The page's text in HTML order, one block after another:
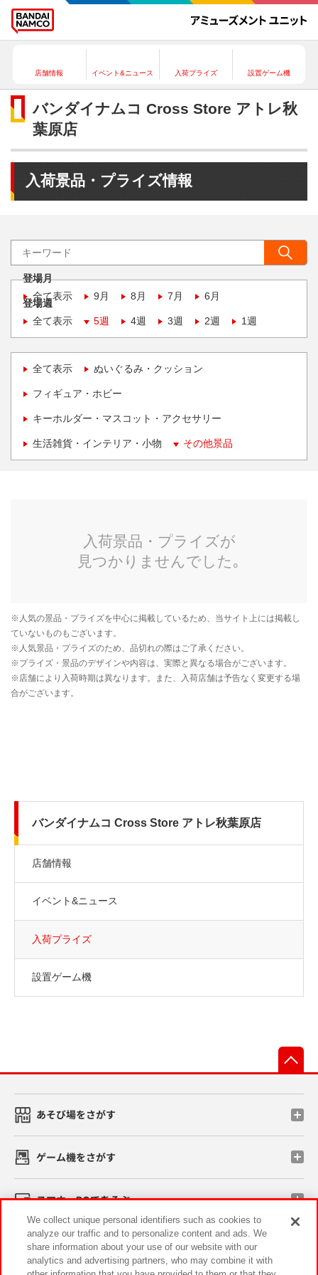
店舗情報 イベント&ニュース 入荷プライズ 設置ゲーム機
バンダイナムコ Cross Store アトレ秋
葉原店
入荷景品・プライズ情報
登場月
全て表示
9月 8月 7月 6月
登場週
全て表示
5週 4週 3週 2週 1週
全て表示 ぬいぐるみ・クッション
フィギュア・ホビー
キーホルダー・マスコット・アクセサリー
生活雑貨・インテリア・小物 その他景品
バンダイナムコ Cross Store アトレ秋葉原店
店舗情報
イベント&ニュース
入荷プライズ
設置ゲーム機
あそび場をさがす
ゲーム機をさがす
スマホ・PCであそぶ
イベント・キャンペーン
We collect unique personal identifiers such as cookies to
analyze our traffic and to personalize content and ads. We
share information about your use of our website with our
analytics and advertising partners, who may combine it with